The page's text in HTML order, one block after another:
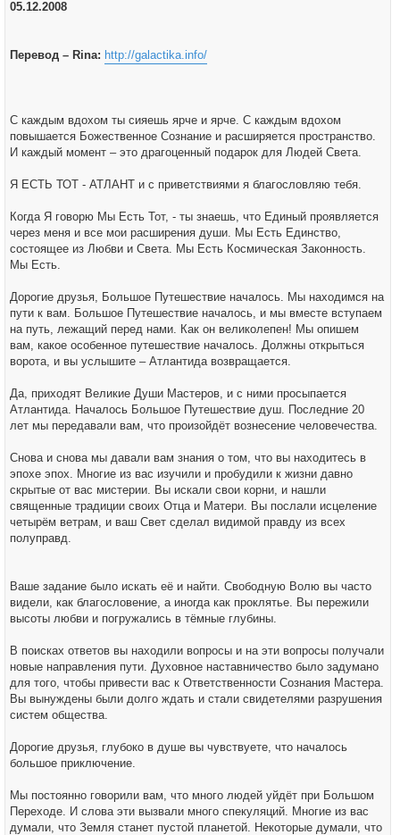
05.12.2008
Перевод – Rina: http://galactika.info/
С каждым вдохом ты сияешь ярче и ярче. С каждым вдохом
повышается Божественное Сознание и расширяется пространство.
И каждый момент – это драгоценный подарок для Людей Света.
Я ЕСТЬ ТОТ - АТЛАНТ и с приветствиями я благословляю тебя.
Когда Я говорю Мы Есть Тот, - ты знаешь, что Единый проявляется
через меня и все мои расширения души. Мы Есть Единство,
состоящее из Любви и Света. Мы Есть Космическая Законность.
Мы Есть.
Дорогие друзья, Большое Путешествие началось. Мы находимся на
пути к вам. Большое Путешествие началось, и мы вместе вступаем
на путь, лежащий перед нами. Как он великолепен! Мы опишем
вам, какое особенное путешествие началось. Должны открыться
ворота, и вы услышите – Атлантида возвращается.
Да, приходят Великие Души Мастеров, и с ними просыпается
Атлантида. Началось Большое Путешествие душ. Последние 20
лет мы передавали вам, что произойдёт вознесение человечества.
Снова и снова мы давали вам знания о том, что вы находитесь в
эпохе эпох. Многие из вас изучили и пробудили к жизни давно
скрытые от вас мистерии. Вы искали свои корни, и нашли
священные традиции своих Отца и Матери. Вы послали исцеление
четырём ветрам, и ваш Свет сделал видимой правду из всех
полуправд.
Ваше задание было искать её и найти. Свободную Волю вы часто
видели, как благословение, а иногда как проклятье. Вы пережили
высоты любви и погружались в тёмные глубины.
В поисках ответов вы находили вопросы и на эти вопросы получали
новые направления пути. Духовное наставничество было задумано
для того, чтобы привести вас к Ответственности Сознания Мастера.
Вы вынуждены были долго ждать и стали свидетелями разрушения
систем общества.
Дорогие друзья, глубоко в душе вы чувствуете, что началось
большое приключение.
Мы постоянно говорили вам, что много людей уйдёт при Большом
Переходе. И слова эти вызвали много спекуляций. Многие из вас
думали, что Земля станет пустой планетой. Некоторые думали, что